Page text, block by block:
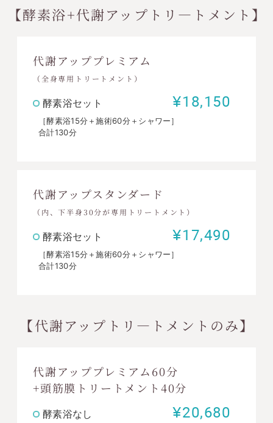
【酵素浴+代謝アップトリ―トメント】
代謝アッププレミアム
（全身専用トリートメント）
酵素浴セット ¥18,150
［酵素浴15分＋施術60分＋シャワー］
合計130分
代謝アップスタンダード
（内、下半身30分が専用トリートメント）
酵素浴セット ¥17,490
［酵素浴15分＋施術60分＋シャワー］
合計130分
【代謝アップトリ―トメントのみ】
代謝アッププレミアム60分
+頭筋膜トリートメント40分
酵素浴なし ¥20,680